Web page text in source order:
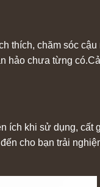
thích, chăm sóc
chưa từng
ích khi sử dụng, cất
cho bạn trải